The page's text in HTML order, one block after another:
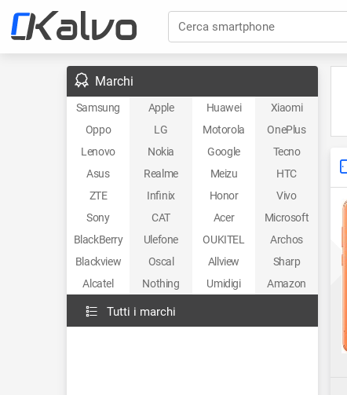
Cerca smartphone
Marchi
Samsung Apple Huawei
Xiaomi
Oppo
LG Motorola
OnePlus
Lenovo
Nokia Google
Tecno
Asus
Realme Meizu
HTC
ZTE
Infinix Honor
Vivo
Sony
CAT Acer
Microsoft
BlackBerry
Ulefone OUKITEL
Archos
Blackview
Oscal Allview
Sharp
Alcatel
Nothing Umidigi Amazon
Tutti i marchi